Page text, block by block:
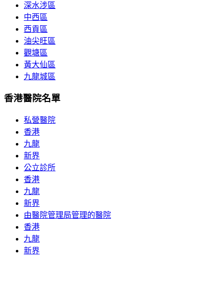
深水涉區
中西區
西貢區
油尖旺區
觀塘區
黃大仙區
九龍城區
香港醫院名單
私營醫院
香港
九龍
新界
公立診所
香港
九龍
新界
由醫院管理局管理的醫院
香港
九龍
新界